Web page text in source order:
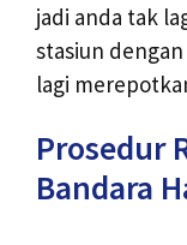
jadi anda tak
stasiun
lagi
Prosedur
Bandara